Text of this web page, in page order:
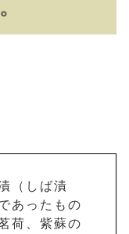
（しば漬
あったもの
荷、紫蘇の